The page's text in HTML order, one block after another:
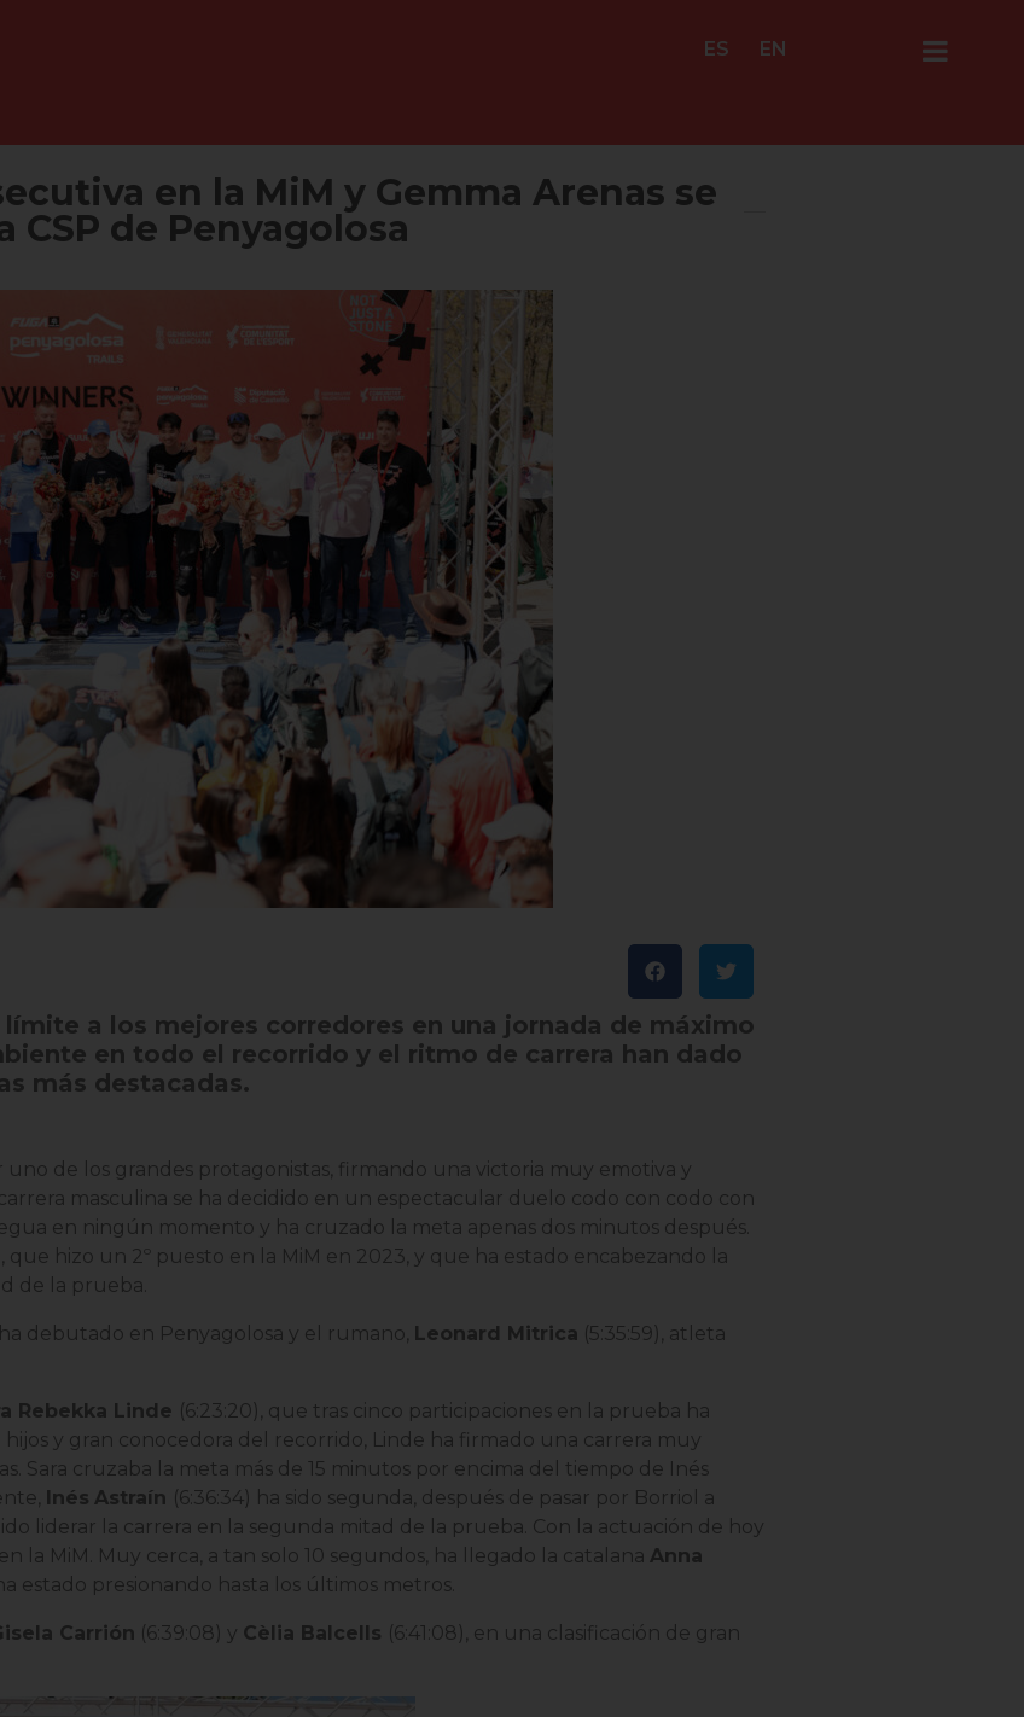
ES EN
en la MiM y Gemma Arenas se
CSP de Penyagolosa
a los mejores corredores en una jornada de máximo
en todo el recorrido y el ritmo de carrera han dado
más destacadas.
uno de los grandes protagonistas, firmando una victoria muy emotiva y
masculina se ha decidido en un espectacular duelo codo con codo con
en ningún momento y ha cruzado la meta apenas dos minutos después.
, que hizo un 2º puesto en la MiM en 2023, y que ha estado encabezando la
de la prueba.
debutado en Penyagolosa y el rumano, Leonard Mitrica (5:35:59), atleta
Rebekka Linde (6:23:20), que tras cinco participaciones en la prueba ha
y gran conocedora del recorrido, Linde ha firmado una carrera muy
Sara cruzaba la meta más de 15 minutos por encima del tiempo de Inés
Inés Astraín (6:36:34) ha sido segunda, después de pasar por Borriol a
liderar la carrera en la segunda mitad de la prueba. Con la actuación de hoy
la MiM. Muy cerca, a tan solo 10 segundos, ha llegado la catalana Anna
estado presionando hasta los últimos metros.
Carrión (6:39:08) y Cèlia Balcells (6:41:08), en una clasificación de gran